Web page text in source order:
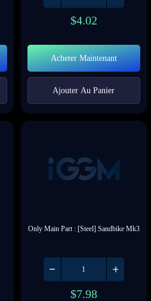
$4.02
Acheter Maintenant
Ajouter Au Panier
Only Main Part : [Steel] Sandbike Mk3
$7.98